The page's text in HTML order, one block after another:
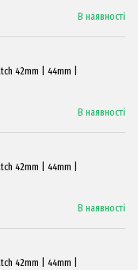
В наявності
42mm | 44mm |
В наявності
42mm | 44mm |
В наявності
42mm | 44mm |